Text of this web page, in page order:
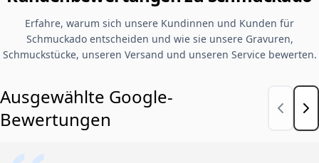
Erfahre, warum sich unsere Kundinnen und Kunden für
Schmuckado entscheiden und wie sie unsere Gravuren,
Schmuckstücke, unseren Versand und unseren Service bewerten.
Ausgewählte Google-
Bewertungen